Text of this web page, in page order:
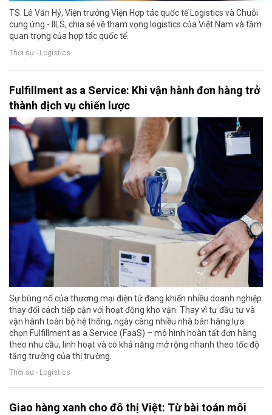
TS. Lê Văn Hỷ, Viện trưởng Viện Hợp tác quốc tế Logistics và Chuỗi
cung ứng - IILS, chia sẻ về tham vọng logistics của Việt Nam và tầm
quan trọng của hợp tác quốc tế.
Thời sự - Logistics
Fulfillment as a Service: Khi vận hành đơn hàng trở
thành dịch vụ chiến lược
Sự bùng nổ của thương mại điện tử đang khiến nhiều doanh nghiệp
thay đổi cách tiếp cận với hoạt động kho vận. Thay vì tự đầu tư và
vận hành toàn bộ hệ thống, ngày càng nhiều nhà bán hàng lựa
chọn Fulfillment as a Service (FaaS) – mô hình hoàn tất đơn hàng
theo nhu cầu, linh hoạt và có khả năng mở rộng nhanh theo tốc độ
tăng trưởng của thị trường.
Thời sự - Logistics
Giao hàng xanh cho đô thị Việt: Từ bài toán môi